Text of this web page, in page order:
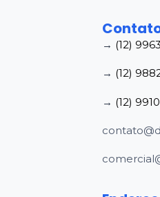
→ (12)
→ (12)
→ (12)